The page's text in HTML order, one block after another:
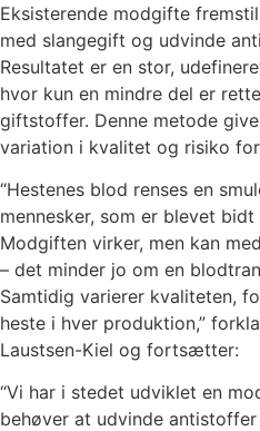
Eksisterende modgifte
med slangegift og udvinde
Resultatet er en stor,
hvor kun en mindre del er
giftstoffer. Denne metode
variation i kvalitet og risiko
“Hestenes blod renses en
mennesker, som er blevet
Modgiften virker, men kan
– det minder jo om en
Samtidig varierer kvaliteten,
heste i hver produktion,”
Laustsen-Kiel og fortsætter:
“Vi har i stedet udviklet en
behøver at udvinde